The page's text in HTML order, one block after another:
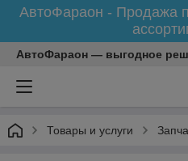
АвтоФараон - Продажа
АвтоФараон — выгодное
Товары и услуги